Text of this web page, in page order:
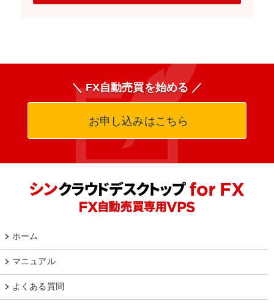
＼ FX自動売買を始める ／
お申し込みはこちら
ホーム
マニュアル
よくある質問